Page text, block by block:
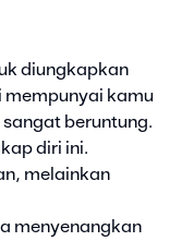
diungkapkan
mempunyai kamu
beruntung.
diri ini.
melainkan
menyenangkan